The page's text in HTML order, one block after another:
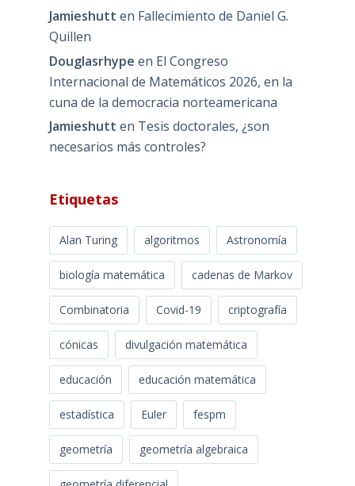
Jamieshutt en Fallecimiento de Daniel G.
Quillen
Douglasrhype en El Congreso
Internacional de Matemáticos 2026, en la
cuna de la democracia norteamericana
Jamieshutt en Tesis doctorales, ¿son
necesarios más controles?
Etiquetas
Alan Turing algoritmos Astronomía
biología matemática cadenas de Markov
Combinatoria Covid-19 criptografía
cónicas divulgación matemática
educación educación matemática
estadística Euler fespm
geometría geometría algebraica